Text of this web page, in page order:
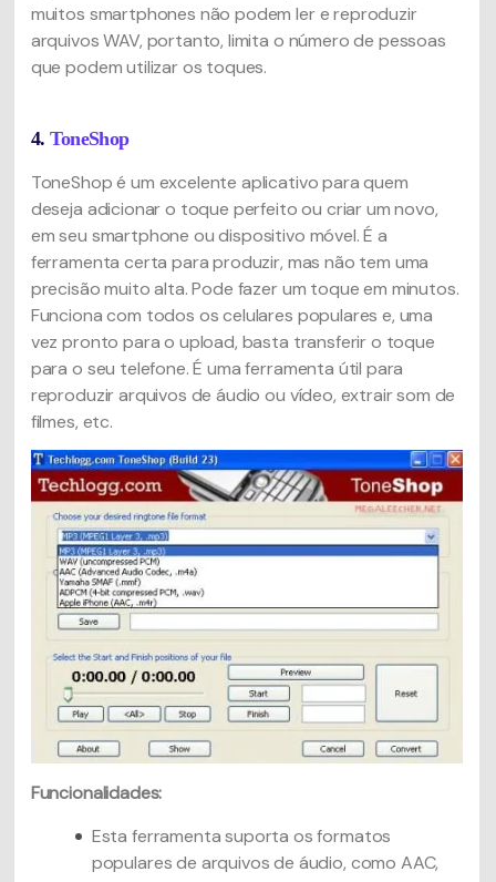
muitos smartphones não podem ler e reproduzir
arquivos WAV, portanto, limita o número de pessoas
que podem utilizar os toques.
4. ToneShop
ToneShop é um excelente aplicativo para quem
deseja adicionar o toque perfeito ou criar um novo,
em seu smartphone ou dispositivo móvel. É a
ferramenta certa para produzir, mas não tem uma
precisão muito alta. Pode fazer um toque em minutos.
Funciona com todos os celulares populares e, uma
vez pronto para o upload, basta transferir o toque
para o seu telefone. É uma ferramenta útil para
reproduzir arquivos de áudio ou vídeo, extrair som de
filmes, etc.
Funcionalidades:
Esta ferramenta suporta os formatos
populares de arquivos de áudio, como AAC,